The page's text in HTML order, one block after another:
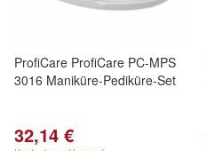
ProfiCare ProfiCare PC-MPS
3016 Maniküre-Pediküre-Set
32,14 €